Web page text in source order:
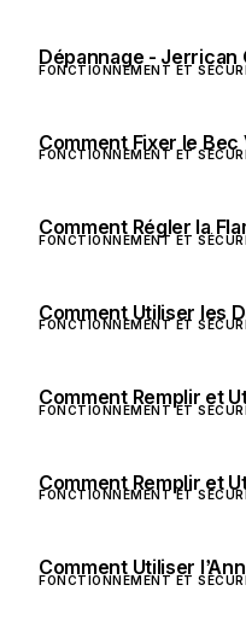
Dépannage - Jerrican
FONCTIONNEMENT ET
Comment Fixer le
FONCTIONNEMENT ET
Comment Régler la
FONCTIONNEMENT ET
Comment Utiliser les
FONCTIONNEMENT ET
Comment Remplir et
FONCTIONNEMENT ET
Comment Remplir et
FONCTIONNEMENT ET
Comment Utiliser
FONCTIONNEMENT ET